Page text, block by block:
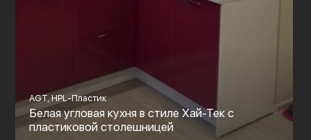
AGT, HPL-Пластик
Белая угловая кухня в стиле Хай-Тек с
пластиковой столешницей